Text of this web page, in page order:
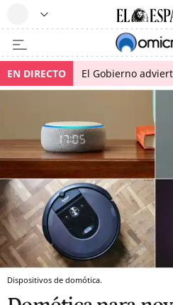
EN DIRECTO El Gobierno
Dispositivos de domótica.